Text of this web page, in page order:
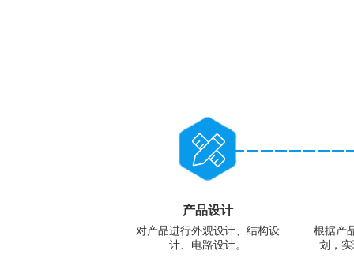
产品设计
对产品进行外观设计、结构设
计、电路设计。
根据产
划，